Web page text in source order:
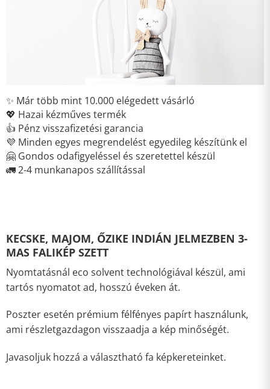
✨ Már több mint 10.000 elégedett vásárló
💖 Hazai kézműves termék
👍 Pénz visszafizetési garancia
💜 Minden egyes megrendelést egyedileg készítünk el
🤗 Gondos odafigyeléssel és szeretettel készül
🚛 2-4 munkanapos szállítással
KECSKE, MAJOM, ŐZIKE INDIÁN JELMEZBEN 3-
MAS FALIKÉP SZETT
Nyomtatásnál eco solvent technológiával készül, ami
tartós nyomatot ad, hosszú éveken át.
Poszter esetén prémium félfényes papírt használunk,
ami részletgazdagon visszaadja a kép minőségét.
Javasoljuk hozzá a választható fa képkereteinket.